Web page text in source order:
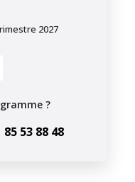
2027
?
85 53 88 48